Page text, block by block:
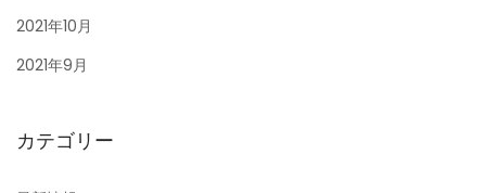
2021年10月
2021年9月
カテゴリー